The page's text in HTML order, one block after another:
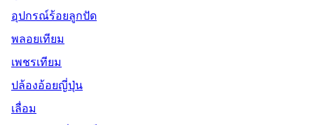
อุปกรณ์ร้อยลูกปัด
พลอยเทียม
เพชรเทียม
ปล้องอ้อยญี่ปุ่น
เลื่อม